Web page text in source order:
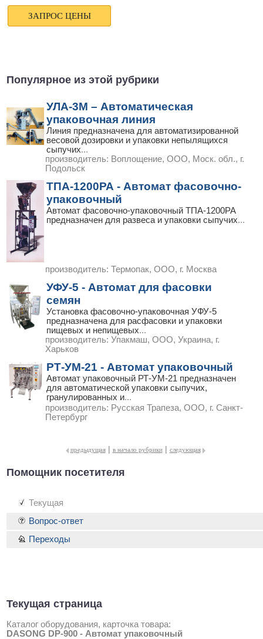
Популярное из этой рубрики
УЛА-3М – Автоматическая
упаковочная линия
Линия предназначена для автоматизированной
весовой дозировки и упаковки непылящихся
сыпучих...
производитель: Воплощение, ООО, Моск. обл., г.
Подольск
ТПА-1200РА - Автомат фасовочно-
упаковочный
Автомат фасовочно-упаковочный ТПА-1200РА
предназначен для развеса и упаковки сыпучих...
производитель: Термопак, ООО, г. Москва
УФУ-5 - Автомат для фасовки
семян
Установка фасовочно-упаковочная УФУ-5
предназначена для расфасовки и упаковки
пищевых и непищевых...
производитель: Упакмаш, ООО, Украина, г.
Харьков
РТ-УМ-21 - Автомат упаковочный
Автомат упаковочный РТ-УМ-21 предназначен
для автоматической упаковки сыпучих,
гранулированных и...
производитель: Русская Трапеза, ООО, г. Санкт-
Петербург
предыдущая | в начало рубрики | следующая
Помощник посетителя
Текущая
Текущая страница
Каталог оборудования, карточка товара:
DASONG DP-900 - Автомат упаковочный
Вопрос-ответ
Переходы